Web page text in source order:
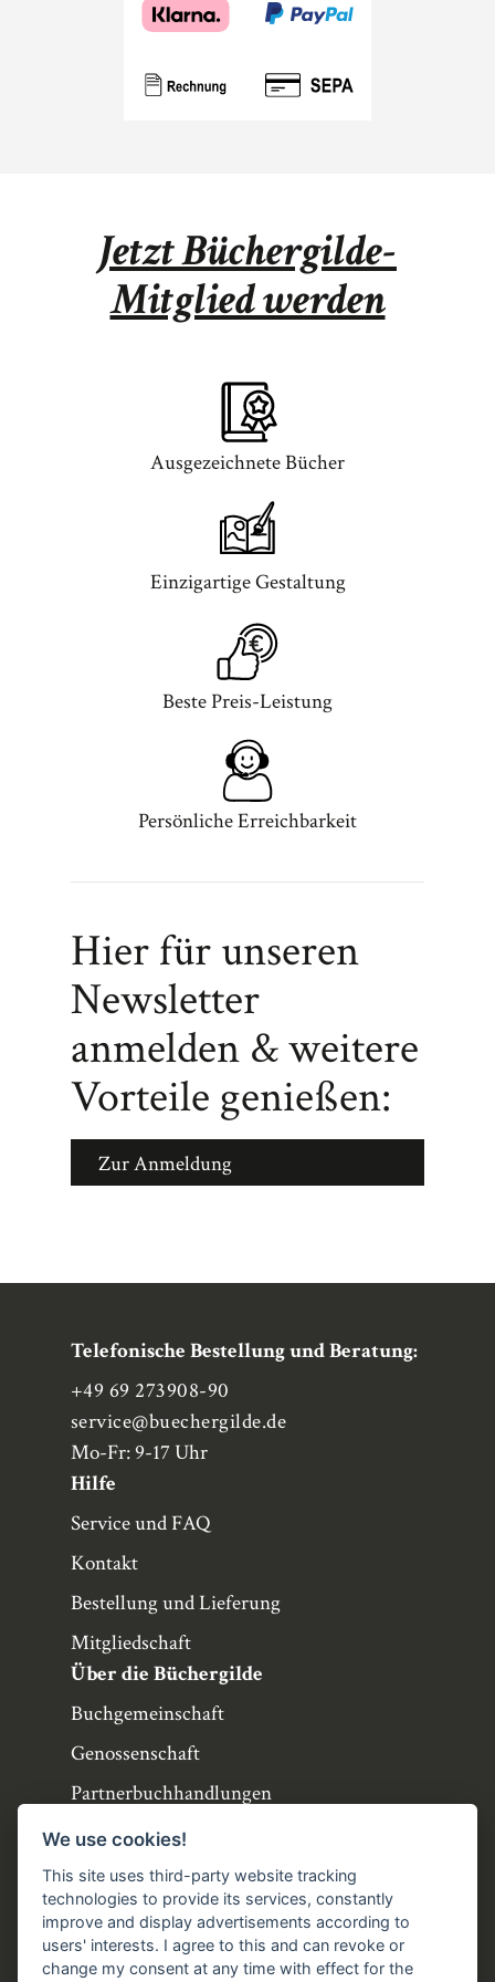
Jetzt Büchergilde-
Mitglied werden
Ausgezeichnete Bücher
Einzigartige Gestaltung
Beste Preis-Leistung
Persönliche Erreichbarkeit
Hier für unseren
Newsletter
anmelden & weitere
Vorteile genießen:
Zur Anmeldung
Telefonische Bestellung und Beratung:
+49 69 273908-90
service@buechergilde.de
Mo-Fr: 9-17 Uhr
Hilfe
Service und FAQ
Kontakt
Bestellung und Lieferung
Mitgliedschaft
Über die Büchergilde
Buchgemeinschaft
Genossenschaft
Partnerbuchhandlungen
Büchergilde online
Stellenangebote
Folgen Sie uns!
FacebookInstagramYouTubeTikTok
We use cookies!
This site uses third-party website tracking
technologies to provide its services, constantly
improve and display advertisements according to
users' interests. I agree to this and can revoke or
change my consent at any time with effect for the